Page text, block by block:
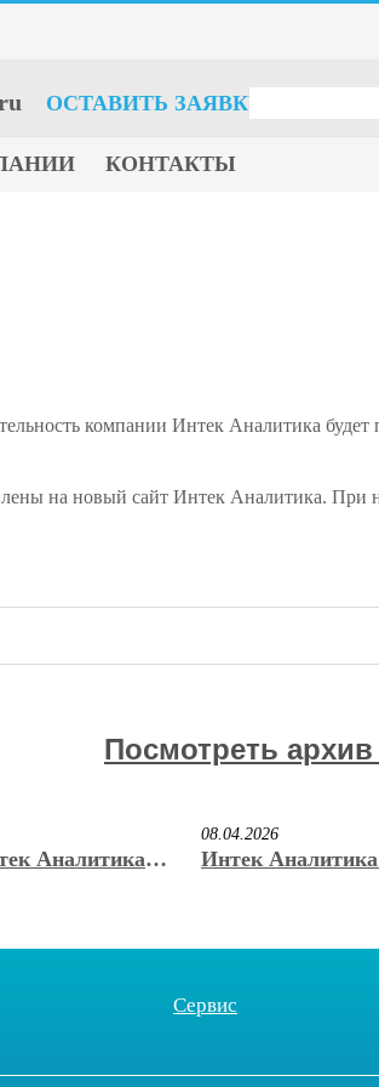
ОСТАВИТЬ ЗАЯВКУ
КОНТАКТЫ
компании Интек Аналитика будет
на новый сайт Интек Аналитика. При
Посмотреть
Аналитика»
08.04.2026
Интек
Сервис